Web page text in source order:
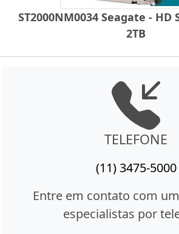
ST2000NM0034 Seagate - HD
2TB
TELEFONE
(11) 3475-5000
Entre em contato com
especialistas por